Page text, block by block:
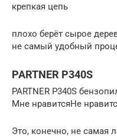
крепкая цепь
плохо берёт сырое
не самый удобный
PARTNER P340S
PARTNER P340S
Мне нравитсяНе
Это, конечно, не самая